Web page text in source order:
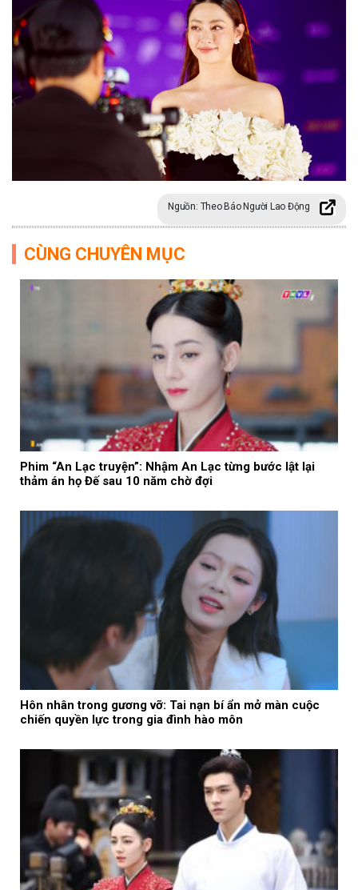
Nguồn: Theo Báo Người Lao Động
CÙNG CHUYÊN MỤC
Phim “An Lạc truyện”: Nhậm An Lạc từng bước lật lại
thảm án họ Đế sau 10 năm chờ đợi
Hôn nhân trong gương vỡ: Tai nạn bí ẩn mở màn cuộc
chiến quyền lực trong gia đình hào môn